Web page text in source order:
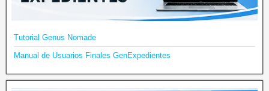
Tutorial Genus Nomade
Manual de Usuarios Finales GenExpedientes